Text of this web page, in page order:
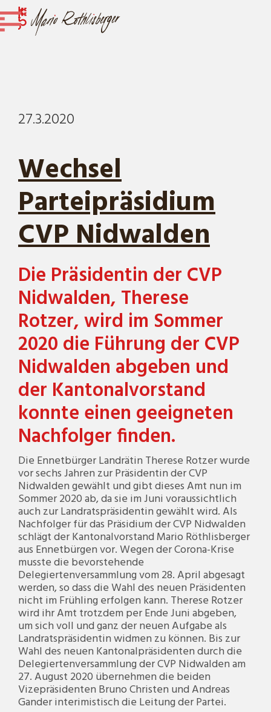
27.3.2020
Wechsel
Parteipräsidium
CVP Nidwalden
Die Präsidentin der CVP
Nidwalden, Therese
Rotzer, wird im Sommer
2020 die Führung der CVP
Nidwalden abgeben und
der Kantonalvorstand
konnte einen geeigneten
Nachfolger finden.
Die Ennetbürger Landrätin Therese Rotzer wurde
vor sechs Jahren zur Präsidentin der CVP
Nidwalden gewählt und gibt dieses Amt nun im
Sommer 2020 ab, da sie im Juni voraussichtlich
auch zur Landratspräsidentin gewählt wird. Als
Nachfolger für das Präsidium der CVP Nidwalden
schlägt der Kantonalvorstand Mario Röthlisberger
aus Ennetbürgen vor. Wegen der Corona-Krise
musste die bevorstehende
Delegiertenversammlung vom 28. April abgesagt
werden, so dass die Wahl des neuen Präsidenten
nicht im Frühling erfolgen kann. Therese Rotzer
wird ihr Amt trotzdem per Ende Juni abgeben,
um sich voll und ganz der neuen Aufgabe als
Landratspräsidentin widmen zu können. Bis zur
Wahl des neuen Kantonalpräsidenten durch die
Delegiertenversammlung der CVP Nidwalden am
27. August 2020 übernehmen die beiden
Vizepräsidenten Bruno Christen und Andreas
Gander interimistisch die Leitung der Partei.